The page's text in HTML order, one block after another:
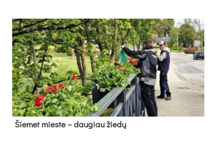
Šie­met mies­te – dau­giau žie­dų